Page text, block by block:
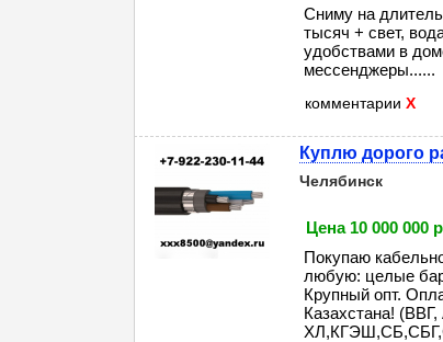
Сниму на
тысяч + свет,
удобствами в
мессенджеры......
комментарии X
Куплю дорого
Челябинск
Цена 10 000 000
Покупаю
любую: целые
Крупный опт.
Казахстана!